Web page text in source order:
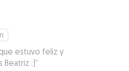
estuvo feliz y
Beatriz :)”